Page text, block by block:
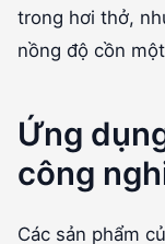
trong hơi thở,
nồng độ cồn
Ứng
công
Các sản phẩm